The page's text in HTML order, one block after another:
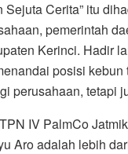
Sejuta Cerita” itu
pemerintah
Kerinci. Hadir
posisi kebun
perusahaan, tetapi
IV PalmCo
Aro adalah lebih